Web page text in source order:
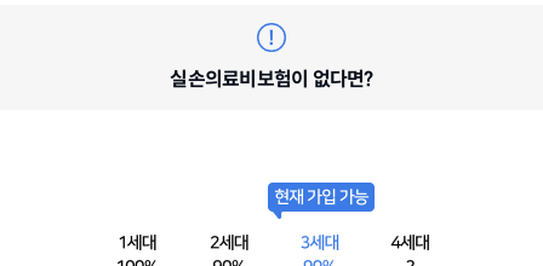
실손의료비보험이 없다면?